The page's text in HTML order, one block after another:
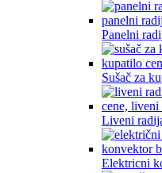
Panelni
Sušač za
Liveni
Elektricni